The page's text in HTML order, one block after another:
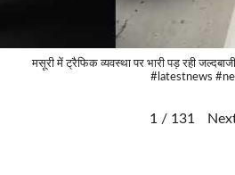
मसूरी में ट्रैफिक व्यवस्था पर भारी पड़ रही
#latestnews
1 / 131